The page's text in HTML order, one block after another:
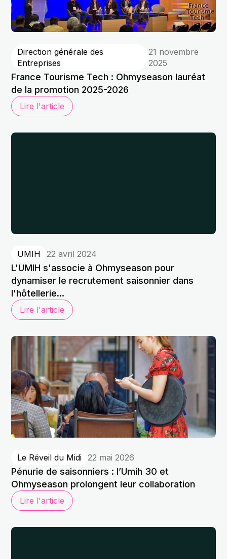
Direction générale des
Entreprises
21 novembre
2025
France Tourisme Tech : Ohmyseason lauréat
de la promotion 2025-2026
Lire l'article
UMIH 22 avril 2024
L'UMIH s'associe à Ohmyseason pour
dynamiser le recrutement saisonnier dans
l'hôtellerie...
Lire l'article
Le Réveil du Midi 22 mai 2026
Pénurie de saisonniers : l’Umih 30 et
Ohmyseason prolongent leur collaboration
Lire l'article